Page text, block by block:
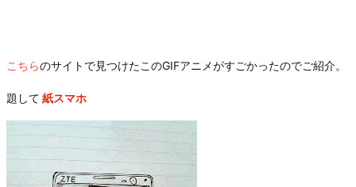
こちらのサイトで見つけたこのGIFアニメがすごかったのでご紹介。
題して 紙スマホ